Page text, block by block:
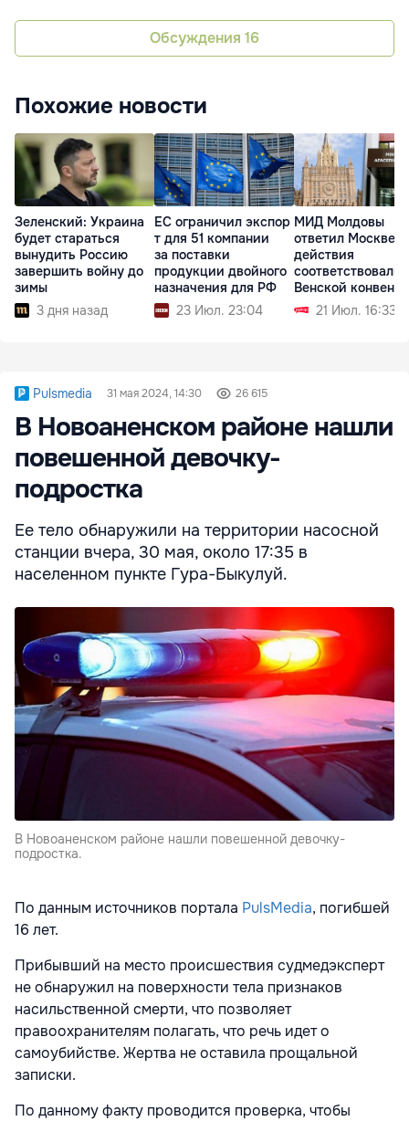
Обсуждения 16
Похожие новости
Зеленский: Украина
будет стараться
вынудить Россию
завершить войну до
зимы
3 дня назад
ЕС ограничил экспор
т для 51 компании
за поставки
продукции двойного
назначения для РФ
23 Июл. 23:04
МИД Молдовы
ответил Москве:
действия
соответствовали
Венской
21 Июл. 16:33
Pulsmedia 31 мая 2024, 14:30 26 615
В Новоаненском районе нашли
повешенной девочку-
подростка
Ее тело обнаружили на территории насосной
станции вчера, 30 мая, около 17:35 в
населенном пункте Гура-Быкулуй.
В Новоаненском районе нашли повешенной девочку-
подростка.
По данным источников портала PulsMedia, погибшей
16 лет.
Прибывший на место происшествия судмедэксперт
не обнаружил на поверхности тела признаков
насильственной смерти, что позволяет
правоохранителям полагать, что речь идет о
самоубийстве. Жертва не оставила прощальной
записки.
По данному факту проводится проверка, чтобы